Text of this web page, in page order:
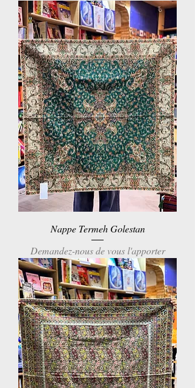
Nappe Termeh Golestan
Demandez-nous de vous l'apporter